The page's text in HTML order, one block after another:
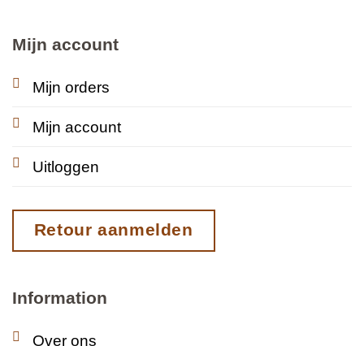
Mijn account
Mijn orders
Mijn account
Uitloggen
Retour aanmelden
Information
Over ons